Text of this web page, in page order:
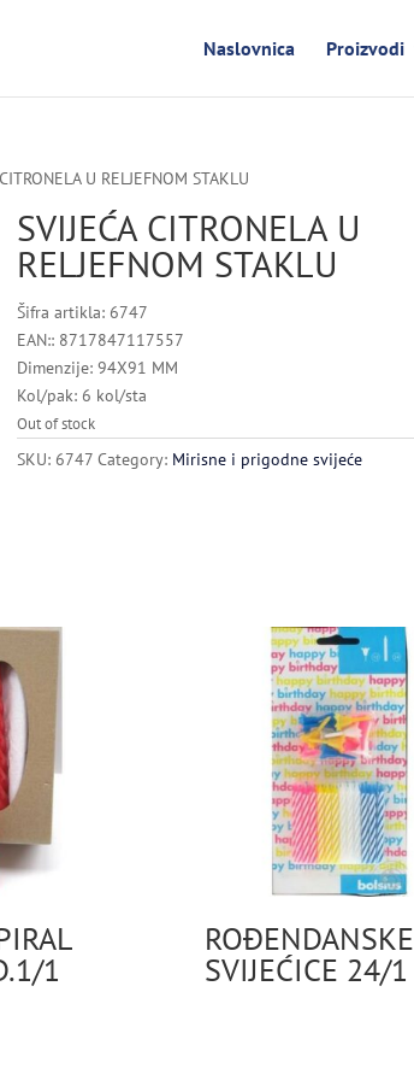
Naslovnica Proizvodi
U RELJEFNOM STAKLU
SVIJEĆA CITRONELA U
RELJEFNOM STAKLU
Šifra artikla: 6747
EAN:: 8717847117557
Dimenzije: 94X91 MM
Kol/pak: 6 kol/sta
Out of stock
SKU: 6747 Category: Mirisne i prigodne svijeće
1
ROĐENDANSKE
SVIJEĆICE 24/1